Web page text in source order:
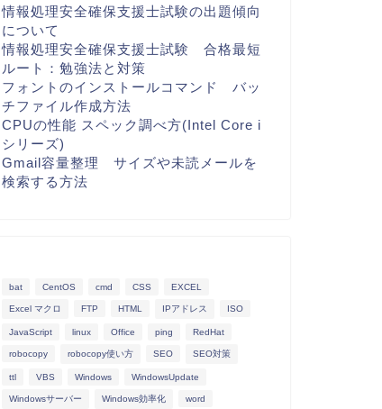
情報処理安全確保支援士試験の出題傾向
について
情報処理安全確保支援士試験 合格最短
ルート：勉強法と対策
フォントのインストールコマンド バッ
チファイル作成方法
CPUの性能 スペック調べ方(Intel Core i
シリーズ)
Gmail容量整理 サイズや未読メールを
検索する方法
bat CentOS cmd CSS EXCEL
Excel マクロ FTP HTML IPアドレス ISO
JavaScript linux Office ping RedHat
robocopy robocopy使い方 SEO SEO対策
ttl VBS Windows WindowsUpdate
Windowsサーバー Windows効率化 word